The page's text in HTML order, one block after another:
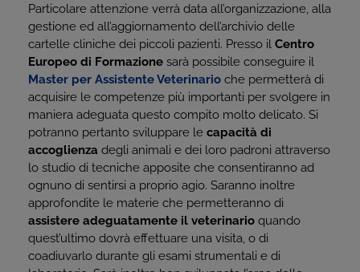
Particolare attenzione verrà data all’organizzazione, alla
gestione ed all’aggiornamento dell’archivio delle
cartelle cliniche dei piccoli pazienti. Presso il Centro
Europeo di Formazione sarà possibile conseguire il
Master per Assistente Veterinario che permetterà di
acquisire le competenze più importanti per svolgere in
maniera adeguata questo compito molto delicato. Si
potranno pertanto sviluppare le capacità di
accoglienza degli animali e dei loro padroni attraverso
lo studio di tecniche apposite che consentiranno ad
ognuno di sentirsi a proprio agio. Saranno inoltre
approfondite le materie che permetteranno di
assistere adeguatamente il veterinario quando
quest’ultimo dovrà effettuare una visita, o di
coadiuvarlo durante gli esami strumentali e di